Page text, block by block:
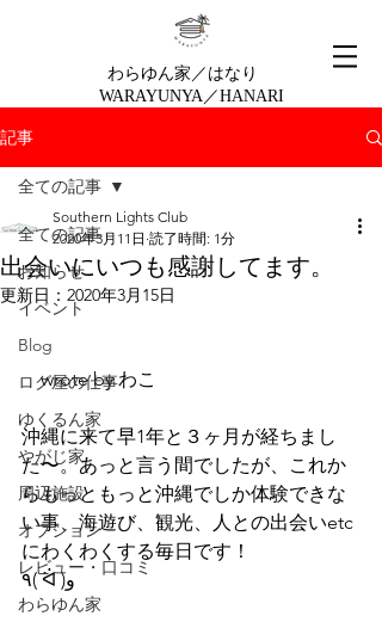
わらゆん家／はなり
WARAYUNYA／HANARI
記事
全ての記事
お知らせ
イベント
Blog
ログ屋の仕事
ゆくるん家
やがじ家
周辺施設
オプション
レビュー・口コミ
わらゆん家
全ての記事
出会いにいつも感謝してます。
Southern Lights Club
2020年3月11日 読了時間: 1分
更新日： 2020年3月15日
wrote by わこ
沖縄に来て早1年と３ヶ月が経ちまし
た〜。あっと言う間でしたが、これか
らもっともっと沖縄でしか体験できな
い事、海遊び、観光、人との出会いetc
にわくわくする毎日です！